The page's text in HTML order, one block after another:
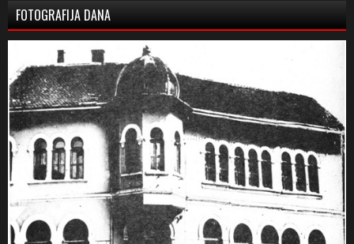
FOTOGRAFIJA DANA